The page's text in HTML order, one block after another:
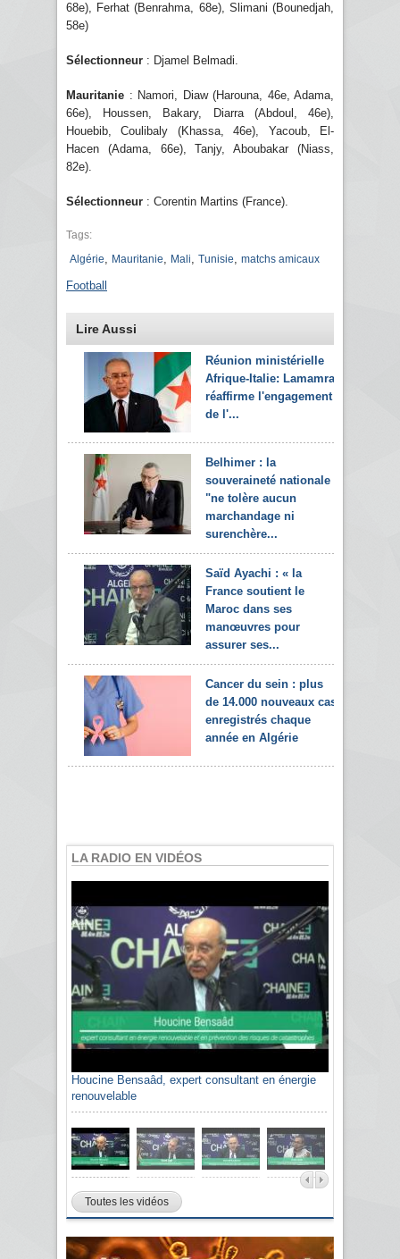
68e), Ferhat (Benrahma, 68e), Slimani (Bounedjah,
58e)
Sélectionneur : Djamel Belmadi.
Mauritanie : Namori, Diaw (Harouna, 46e, Adama,
66e), Houssen, Bakary, Diarra (Abdoul, 46e),
Houebib, Coulibaly (Khassa, 46e), Yacoub, El-
Hacen (Adama, 66e), Tanjy, Aboubakar (Niass,
82e).
Sélectionneur : Corentin Martins (France).
Tags:
Algérie
Mauritanie Mali Tunisie matchs amicaux
Football
Lire Aussi
Réunion ministérielle
Afrique-Italie: Lamamra
réaffirme l'engagement
de l'...
Belhimer : la
souveraineté nationale
"ne tolère aucun
marchandage ni
surenchère...
Saïd Ayachi : « la
France soutient le
Maroc dans ses
manœuvres pour
assurer ses...
Cancer du sein : plus
de 14.000 nouveaux cas
enregistrés chaque
année en Algérie
LA RADIO EN VIDÉOS
Houcine Bensaâd, expert consultant en énergie
renouvelable
Sami Agli, président de la Confédération
algérienne du patronat citoyen CAPC
Toutes les vidéos